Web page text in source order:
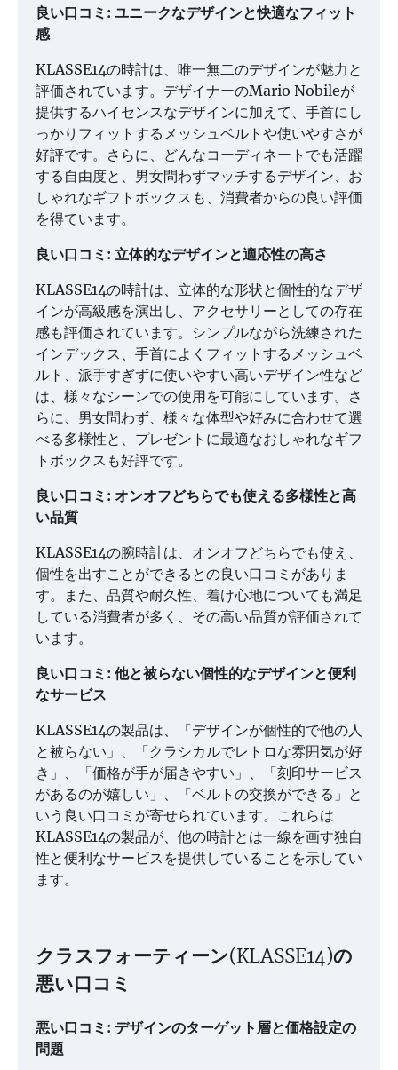
良い口コミ: ユニークなデザインと快適なフィット
感
KLASSE14の時計は、唯一無二のデザインが魅力と
評価されています。デザイナーのMario Nobileが
提供するハイセンスなデザインに加えて、手首にし
っかりフィットするメッシュベルトや使いやすさが
好評です。さらに、どんなコーディネートでも活躍
する自由度と、男女問わずマッチするデザイン、お
しゃれなギフトボックスも、消費者からの良い評価
を得ています。
良い口コミ: 立体的なデザインと適応性の高さ
KLASSE14の時計は、立体的な形状と個性的なデザ
インが高級感を演出し、アクセサリーとしての存在
感も評価されています。シンプルながら洗練された
インデックス、手首によくフィットするメッシュベ
ルト、派手すぎずに使いやすい高いデザイン性など
は、様々なシーンでの使用を可能にしています。さ
らに、男女問わず、様々な体型や好みに合わせて選
べる多様性と、プレゼントに最適なおしゃれなギフ
トボックスも好評です。
良い口コミ: オンオフどちらでも使える多様性と高
い品質
KLASSE14の腕時計は、オンオフどちらでも使え、
個性を出すことができるとの良い口コミがありま
す。また、品質や耐久性、着け心地についても満足
している消費者が多く、その高い品質が評価されて
います。
良い口コミ: 他と被らない個性的なデザインと便利
なサービス
KLASSE14の製品は、「デザインが個性的で他の人
と被らない」、「クラシカルでレトロな雰囲気が好
き」、「価格が手が届きやすい」、「刻印サービス
があるのが嬉しい」、「ベルトの交換ができる」と
いう良い口コミが寄せられています。これらは
KLASSE14の製品が、他の時計とは一線を画す独自
性と便利なサービスを提供していることを示してい
ます。
クラスフォーティーン(KLASSE14)の
悪い口コミ
悪い口コミ: デザインのターゲット層と価格設定の
問題